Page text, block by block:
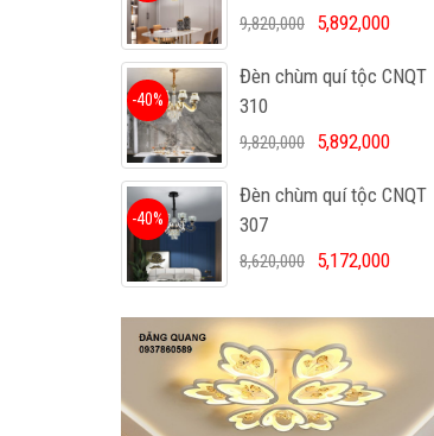
9,820,000 5,892,000
Đèn chùm quí tộc CNQT
310
-40%
9,820,000 5,892,000
Đèn chùm quí tộc CNQT
307
-40%
8,620,000 5,172,000